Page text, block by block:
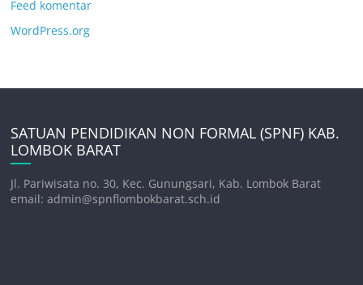
Feed komentar
WordPress.org
SATUAN PENDIDIKAN NON FORMAL (SPNF) KAB.
LOMBOK BARAT
Jl. Pariwisata no. 30, Kec. Gunungsari, Kab. Lombok Barat
email: admin@spnflombokbarat.sch.id